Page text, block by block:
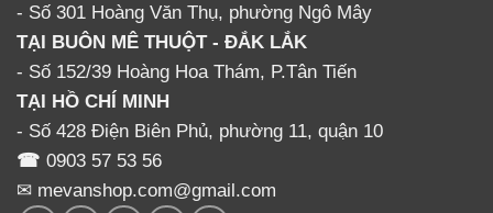
Địa chỉ: 228/8 Nguyễn Hoàng , Đà Nẵng
Điaj chỉ 2: 130 Lê Độ, Tp Đà Nẵng
Đối với các khách hàng ở cách xa
chúng tôi tại Đà Nẵng, các bạn có thể đặt mua trực
tuyến tại đây, hoặc liên hệ đến SĐT: 0903 57 53 56 để
được tư vấn và đặt mua sản phẩm.
- Số 301 Hoàng Văn Thụ, phường Ngô Mây
TẠI BUÔN MÊ THUỘT - ĐẮK LẮK
- Số 152/39 Hoàng Hoa Thám, P.Tân Tiến
TẠI HỒ CHÍ MINH
- Số 428 Điện Biên Phủ, phường 11, quận 10
☎ 0903 57 53 56
✉ mevanshop.com@gmail.com